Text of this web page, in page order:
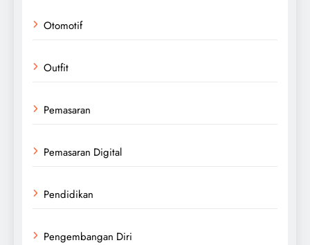
Otomotif
Outfit
Pemasaran
Pemasaran Digital
Pendidikan
Pengembangan Diri